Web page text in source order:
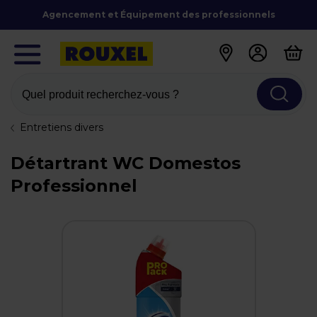
Agencement et Équipement des professionnels
Quel produit recherchez-vous ?
Entretiens divers
Détartrant WC Domestos
Professionnel